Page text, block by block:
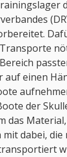
auf einen
der
das
dabei, die